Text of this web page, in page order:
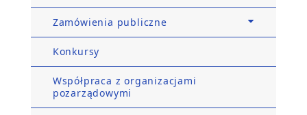
Zamówienia publiczne
Konkursy
Współpraca z organizacjami
pozarządowymi